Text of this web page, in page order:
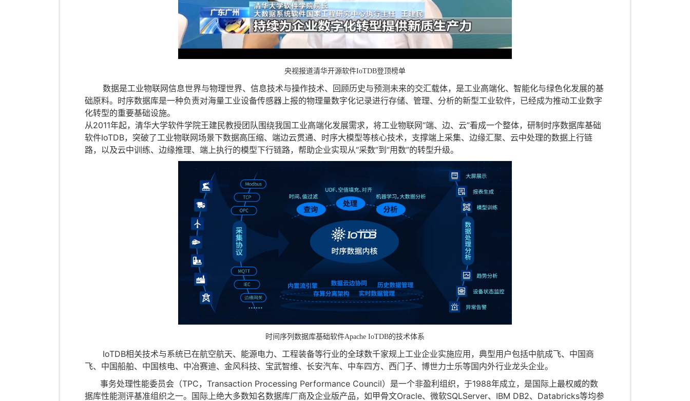
央视报道清华开源软件IoTDB登顶榜单
数据是工业物联网信息世界与物理世界、信息技术与操作技术、回顾历史与预测未来的交汇载体，是工业高端化、智能化与绿色化发展的基
础原料。时序数据库是一种负责对海量工业设备传感器上报的物理量数字化记录进行存储、管理、分析的新型工业软件，已经成为推动工业数字
化转型的重要基础设施。
从2011年起，清华大学软件学院王建民教授团队围绕我国工业高端化发展需求，将工业物联网“端、边、云”看成一个整体，研制时序数据库基础
软件IoTDB，突破了工业物联网场景下数据高压缩、端边云贯通、时序大模型等核心技术，支撑端上采集、边缘汇聚、云中处理的数据上行链
路，以及云中训练、边缘推理、端上执行的模型下行链路，帮助企业实现从“采数”到“用数”的转型升级。
时间序列数据库基础软件Apache IoTDB的技术体系
IoTDB相关技术与系统已在航空航天、能源电力、工程装备等行业的全球数千家规上工业企业实施应用，典型用户包括中航成飞、中国商
飞、中国船舶、中国核电、中冶赛迪、金风科技、宝武智维、长安汽车、中车四方、西门子、博世力士乐等国内外行业龙头企业。
事务处理性能委员会（TPC，Transaction Processing Performance Council）是一个非盈利组织，于1988年成立，是国际上最权威的数
据库性能测评基准组织之一。国际上绝大多数知名数据库厂商及企业版产品，如甲骨文Oracle、微软SQLServer、IBM DB2、Databricks等均参